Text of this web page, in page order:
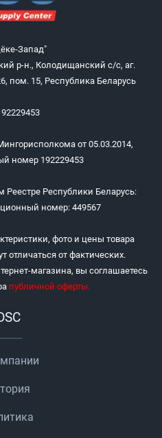
Запад"
р-н., Колодищанский с/с, аг.
пом. 15, Республика Беларусь
от 05.03.2014,
номер 192229453
Реестре Республики Беларусь:
номер: 449567
фото и цены товара
отличаться от фактических.
магазина, вы соглашаетесь
публичной оферты.